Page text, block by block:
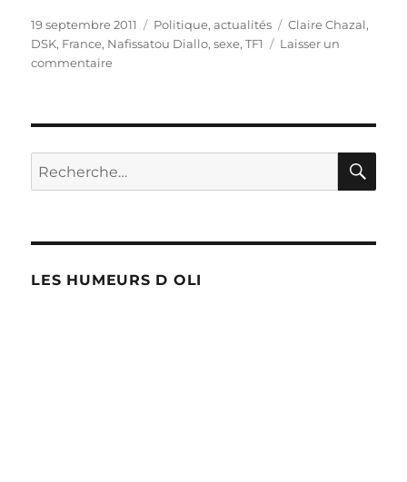
Publié
le
19 septembre 2011 Catégories
Politique, actualités Étiquettes
Claire Chazal,
DSK, France, Nafissatou Diallo,sexe,TF1
Laisser un
commentairesur
!
Recherche
pour :
LES HUMEURS D OLI